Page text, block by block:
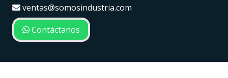
ventas@somosindustria.com
Contáctanos